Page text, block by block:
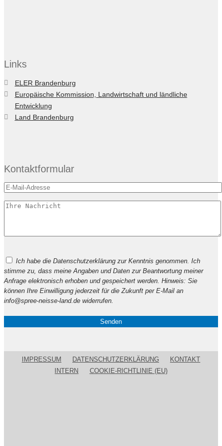
Links
ELER Brandenburg
Europäische Kommission, Landwirtschaft und ländliche
Entwicklung
Land Brandenburg
Kontaktformular
lasse
Feld
leer.
Ich habe die Datenschutzerklärung zur Kenntnis genommen. Ich
stimme zu, dass meine Angaben und Daten zur Beantwortung meiner
Anfrage elektronisch erhoben und gespeichert werden. Hinweis: Sie
können Ihre Einwilligung jederzeit für die Zukunft per E-Mail an
info@spree-neisse-land.de widerrufen.
IMPRESSUM DATENSCHUTZERKLÄRUNG
KONTAKT
INTERN
COOKIE-RICHTLINIE (EU)